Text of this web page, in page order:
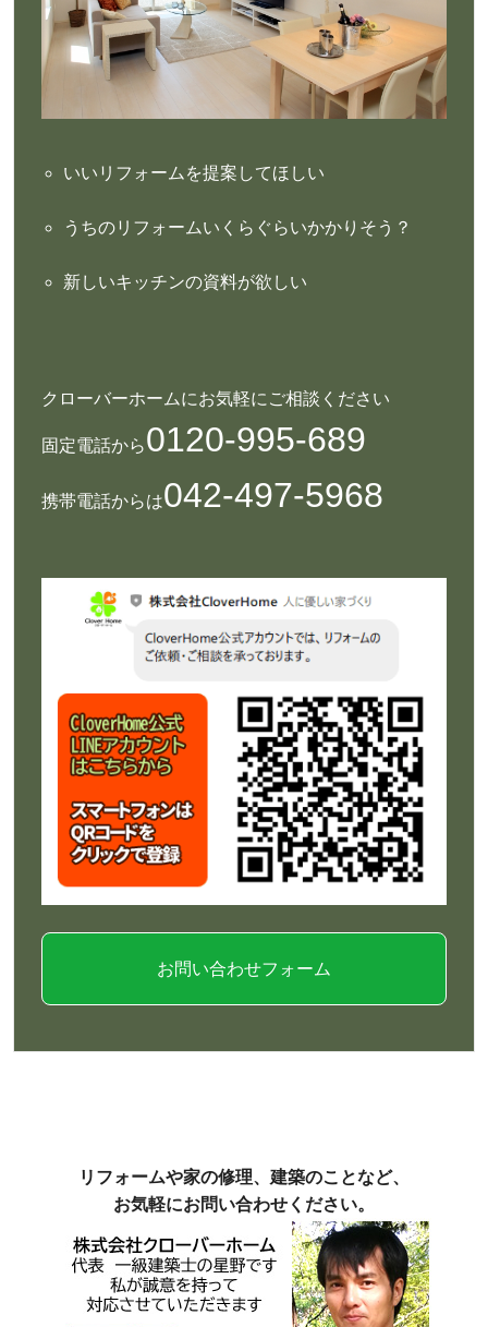
いいリフォームを提案してほしい
うちのリフォームいくらぐらいかかりそう？
新しいキッチンの資料が欲しい
クローバーホームにお気軽にご相談ください
固定電話から0120-995-689
携帯電話からは042-497-5968
お問い合わせフォーム
リフォームや家の修理、建築のことなど、
お気軽にお問い合わせください。